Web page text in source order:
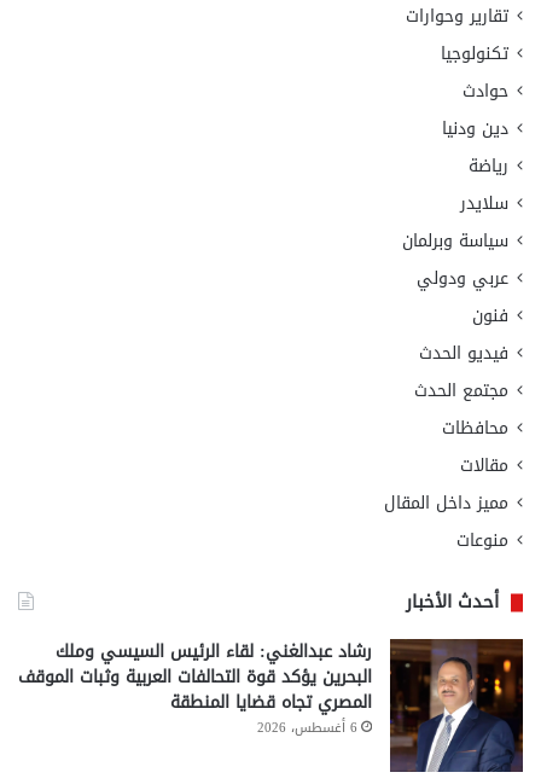
تقارير وحوارات
تكنولوجيا
حوادث
دين ودنيا
رياضة
سلايدر
سياسة وبرلمان
عربي ودولي
فنون
فيديو الحدث
مجتمع الحدث
محافظات
مقالات
مميز داخل المقال
منوعات
أحدث الأخبار
رشاد عبدالغني: لقاء الرئيس السيسي وملك
البحرين يؤكد قوة التحالفات العربية وثبات الموقف
المصري تجاه قضايا المنطقة
6 أغسطس، 2026